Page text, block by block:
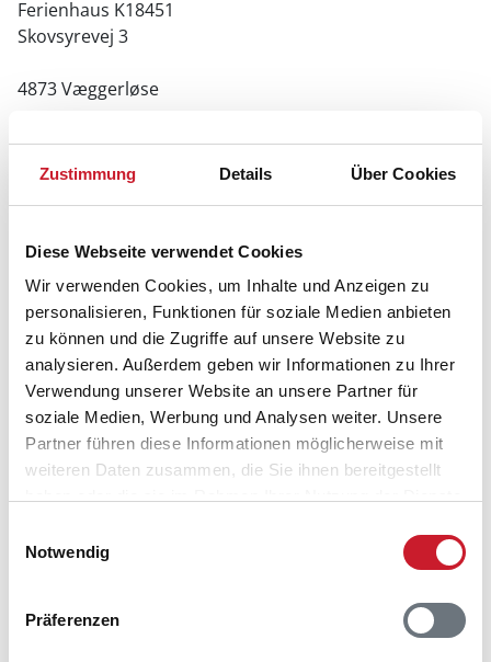
Zustimmung Details Über Cookies
Diese Webseite verwendet Cookies
Wir verwenden Cookies, um Inhalte und Anzeigen zu
personalisieren, Funktionen für soziale Medien anbieten
zu können und die Zugriffe auf unsere Website zu
analysieren. Außerdem geben wir Informationen zu Ihrer
Verwendung unserer Website an unsere Partner für
soziale Medien, Werbung und Analysen weiter. Unsere
Partner führen diese Informationen möglicherweise mit
weiteren Daten zusammen, die Sie ihnen bereitgestellt
Notwendig
Präferenzen
Ferienhaus K18451
Skovsyrevej 3
4873 Væggerløse
Belegungskalender
Reisedauer auswählen